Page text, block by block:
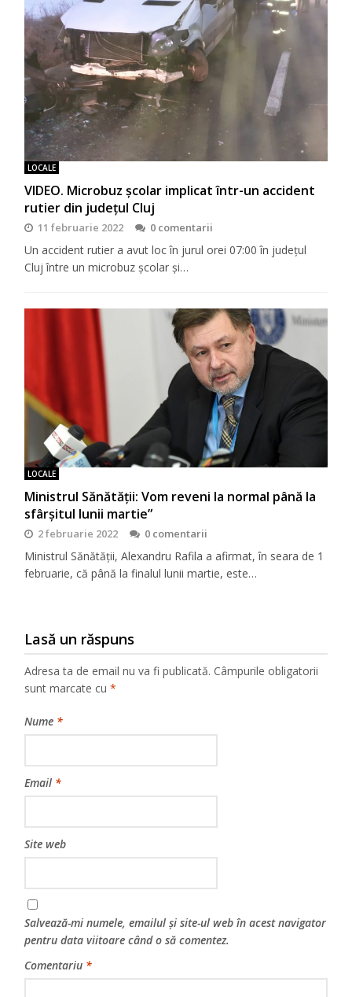
LOCALE
VIDEO. Microbuz școlar implicat într-un accident
rutier din județul Cluj
11 februarie 2022 0 comentarii
Un accident rutier a avut loc în jurul orei 07:00 în județul
Cluj între un microbuz școlar și…
LOCALE
Ministrul Sănătății: Vom reveni la normal până la
sfârșitul lunii martie”
2 februarie 2022 0 comentarii
Ministrul Sănătății, Alexandru Rafila a afirmat, în seara de 1
februarie, că până la finalul lunii martie, este…
Lasă un răspuns
Adresa ta de email nu va fi publicată. Câmpurile obligatorii
sunt marcate cu*
Nume *
Email *
Site web
Salvează-mi numele, emailul și site-ul web în acest navigator
pentru data viitoare când o să comentez.
Comentariu *